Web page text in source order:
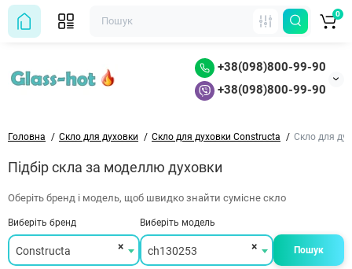
+38(098)800-99-90
+38(098)800-99-90
0
Головна Скло для духовки Скло для духовки Constructa Скло для
Підбір скла за моделлю духовки
Оберіть бренд і модель, щоб швидко знайти сумісне скло
Виберіть бренд
×
Constructa
Виберіть модель
×
ch130253 Пошук